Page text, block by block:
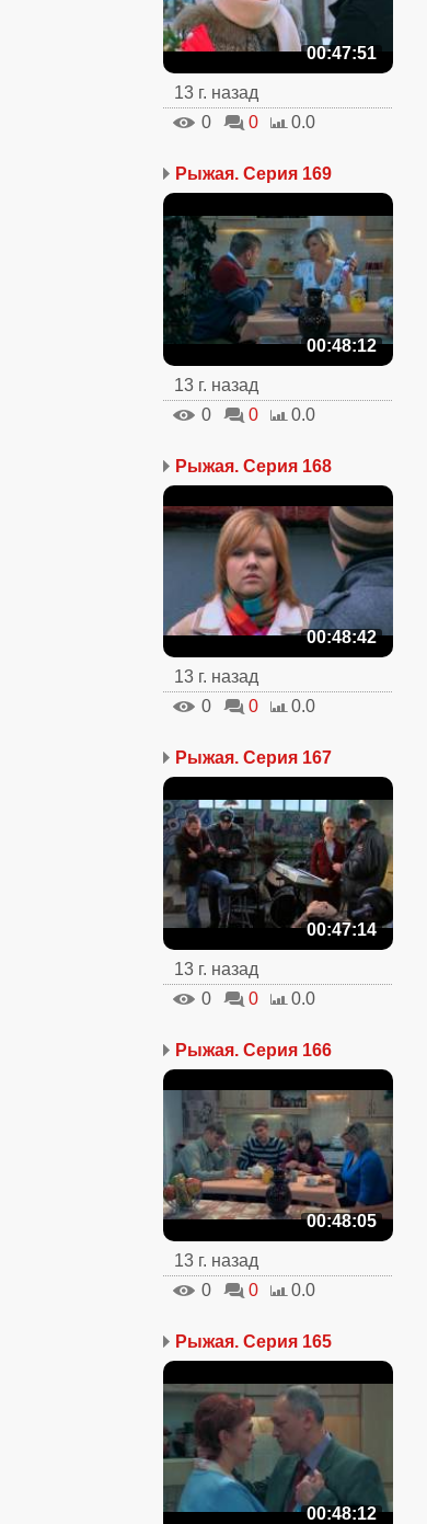
00:47:51
13 г. назад
0
0 0.0
Рыжая. Серия 169
00:48:12
13 г. назад
0
0 0.0
Рыжая. Серия 168
00:48:42
13 г. назад
0
0 0.0
Рыжая. Серия 167
00:47:14
13 г. назад
0
0 0.0
Рыжая. Серия 166
00:48:05
13 г. назад
0
0 0.0
Рыжая. Серия 165
00:48:12